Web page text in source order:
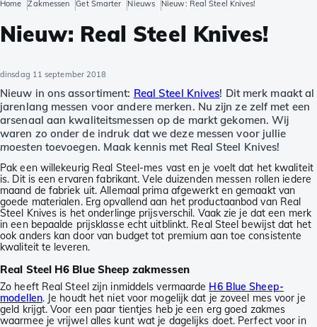
Home Zakmessen Get Smarter Nieuws Nieuw: Real Steel Knives!
Nieuw: Real Steel Knives!
dinsdag 11 september 2018
Nieuw in ons assortiment: Real Steel Knives! Dit merk maakt al
jarenlang messen voor andere merken. Nu zijn ze zelf met een
arsenaal aan kwaliteitsmessen op de markt gekomen. Wij
waren zo onder de indruk dat we deze messen voor jullie
moesten toevoegen. Maak kennis met Real Steel Knives!
Pak een willekeurig Real Steel-mes vast en je voelt dat het kwaliteit
is. Dit is een ervaren fabrikant. Vele duizenden messen rollen iedere
maand de fabriek uit. Allemaal prima afgewerkt en gemaakt van
goede materialen. Erg opvallend aan het productaanbod van Real
Steel Knives is het onderlinge prijsverschil. Vaak zie je dat een merk
in een bepaalde prijsklasse echt uitblinkt. Real Steel bewijst dat het
ook anders kan door van budget tot premium aan toe consistente
kwaliteit te leveren.
Real Steel H6 Blue Sheep zakmessen
Zo heeft Real Steel zijn inmiddels vermaarde H6 Blue Sheep-
modellen. Je houdt het niet voor mogelijk dat je zoveel mes voor je
geld krijgt. Voor een paar tientjes heb je een erg goed zakmes
waarmee je vrijwel alles kunt wat je dagelijks doet. Perfect voor in